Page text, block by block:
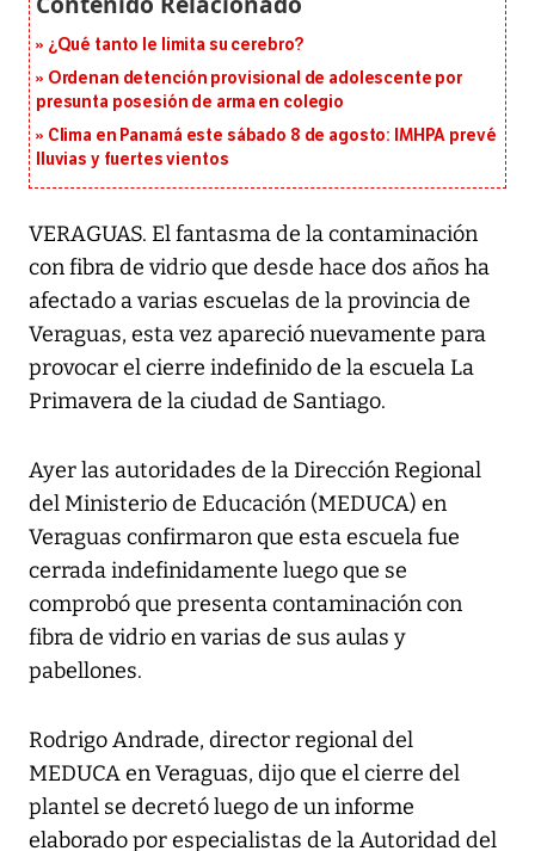
¿Qué tanto le limita su cerebro?
Ordenan detención provisional de adolescente por
presunta posesión de arma en colegio
Clima en Panamá este sábado 8 de agosto: IMHPA prevé
lluvias y fuertes vientos
VERAGUAS. El fantasma de la contaminación
con fibra de vidrio que desde hace dos años ha
afectado a varias escuelas de la provincia de
Veraguas, esta vez apareció nuevamente para
provocar el cierre indefinido de la escuela La
Primavera de la ciudad de Santiago.
Ayer las autoridades de la Dirección Regional
del Ministerio de Educación (MEDUCA) en
Veraguas confirmaron que esta escuela fue
cerrada indefinidamente luego que se
comprobó que presenta contaminación con
fibra de vidrio en varias de sus aulas y
pabellones.
Rodrigo Andrade, director regional del
MEDUCA en Veraguas, dijo que el cierre del
plantel se decretó luego de un informe
elaborado por especialistas de la Autoridad del